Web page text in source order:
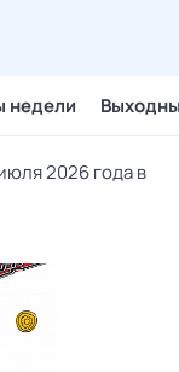
недели
2026 года в